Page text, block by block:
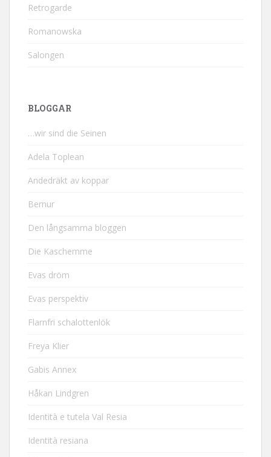
Retrogarde
Romanowska
Salongen
BLOGGAR
…wir sind die Seinen
Adela Toplean
Andedräkt av koppar
Bernur
Den långsamma bloggen
Die Kaschemme
Evas dröm
Evas perspektiv
Flarnfri schalottenlök
Freya Klier
Gabis Annex
Håkan Lindgren
Identità e tutela Val Resia
Identità resiana